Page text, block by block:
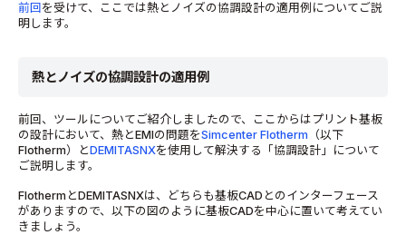
前回 を受けて、ここでは熱とノイズの協調設計の適用例についてご説
明します。
熱とノイズの協調設計の適用例
前回、ツールについてご紹介しましたので、ここからはプリント基板
の設計において、熱とEMIの問題をSimcenter Flotherm （以下
Flotherm）とDEMITASNXを使用して解決する「協調設計」について
ご説明します。
FlothermとDEMITASNXは、どちらも基板CADとのインターフェース
がありますので、以下の図のように基板CADを中心に置いて考えてい
きましょう。